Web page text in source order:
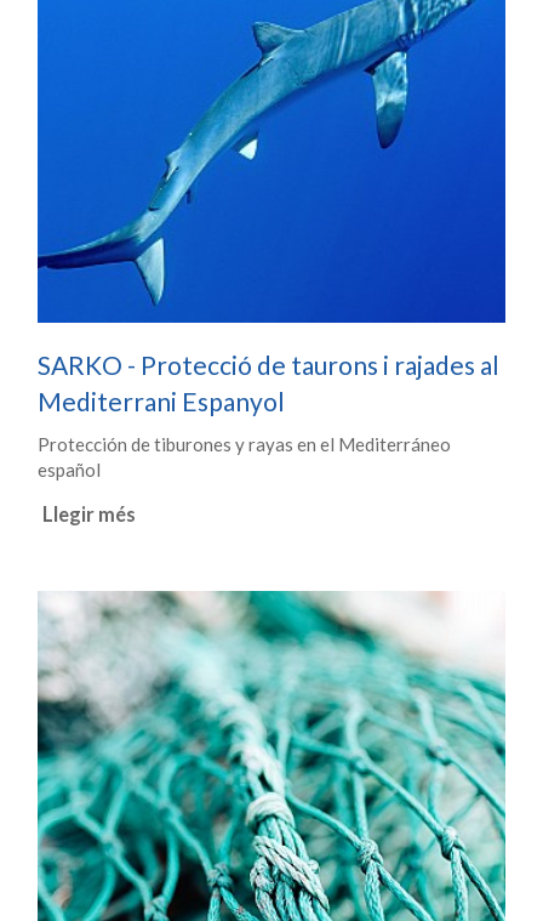
SARKO - Protecció de taurons i rajades al
Mediterrani Espanyol
Protección de tiburones y rayas en el Mediterráneo
español
Llegir més